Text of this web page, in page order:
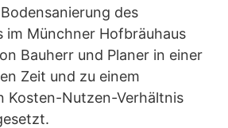
des
im Münchner Hofbräuhaus
Bauherr und Planer in einer
Zeit und zu einem
Kosten-Nutzen-Verhältnis